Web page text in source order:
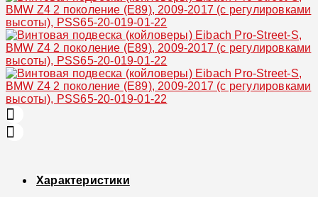
Характеристики